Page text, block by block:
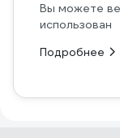
Вы можете
использован
Подробнее